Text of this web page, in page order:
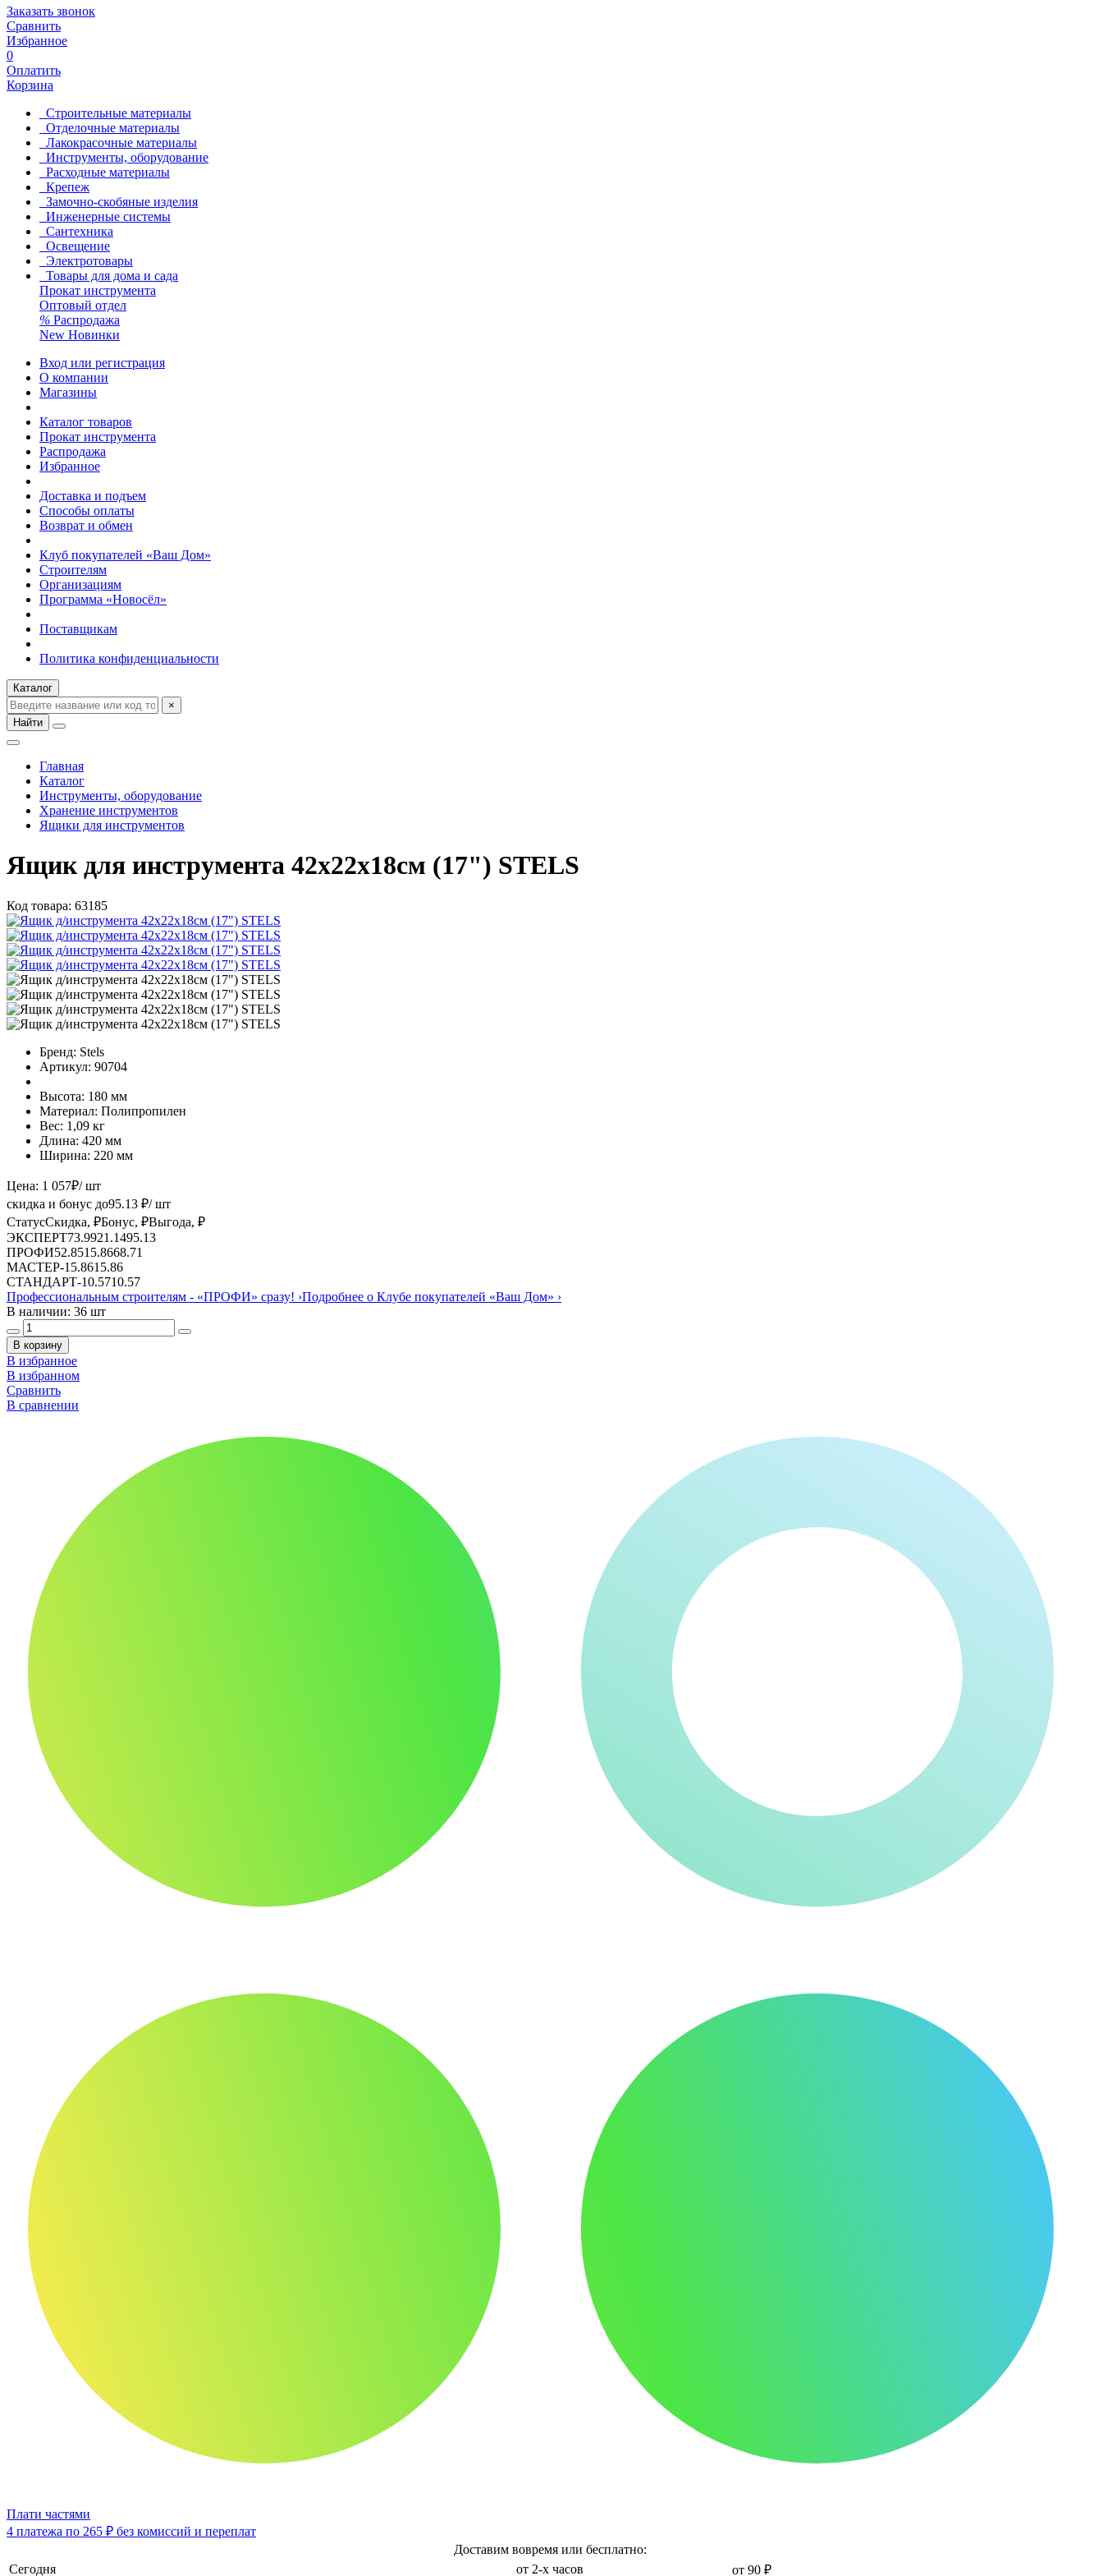
Заказать звонок
Сравнить
Избранное
0
Оплатить
Корзина
Строительные материалы
Отделочные материалы
Лакокрасочные материалы
Инструменты, оборудование
Расходные материалы
Крепеж
Замочно-скобяные изделия
Инженерные системы
Сантехника
Освещение
Электротовары
Товары для дома и сада
Прокат инструмента
Оптовый отдел
% Распродажа
New Новинки
Вход или регистрация
О компании
Магазины
Каталог товаров
Прокат инструмента
Распродажа
Избранное
Доставка и подъем
Способы оплаты
Возврат и обмен
Клуб покупателей «Ваш Дом»
Строителям
Организациям
Программа «Новосёл»
Поставщикам
Политика конфиденциальности
Каталог
×
Найти
Главная
Каталог
Инструменты, оборудование
Хранение инструментов
Ящики для инструментов
Ящик для инструмента 42х22х18см (17") STELS
Код товара: 63185
Бренд: Stels
Артикул: 90704
Высота: 180 мм
Материал: Полипропилен
Вес: 1,09 кг
Длина: 420 мм
Ширина: 220 мм
Цена: 1 057₽/ шт
скидка и бонус до95.13 ₽/ шт
СтатусСкидка, ₽Бонус, ₽Выгода, ₽
ЭКСПЕРТ73.9921.1495.13
ПРОФИ52.8515.8668.71
МАСТЕР-15.8615.86
СТАНДАРТ-10.5710.57
Профессиональным строителям - «ПРОФИ» сразу! ›Подробнее о Клубе покупателей «Ваш Дом» ›
В наличии: 36 шт
В корзину
В избранное
В избранном
Сравнить
В сравнении
Плати частями
4 платежа по 265 ₽ без комиссий и переплат
Доставим вовремя или бесплатно:
Сегодня
от 2-х часов от 90 ₽